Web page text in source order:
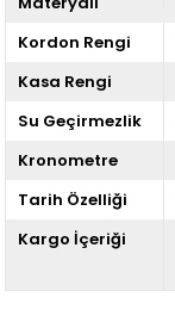
Kordon Rengi
Kasa Rengi
Su Geçirmezlik
Kronometre
Tarih Özelliği
Kargo İçeriği